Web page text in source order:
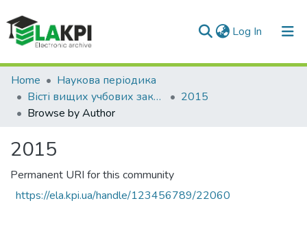
Log In (current)
Communities & Collections
All of DSpace
Home
Наукова періодика
Вісті вищих учбових закладів. Радіоелектроніка
2015
Browse by Author
2015
Permanent URI for this community
https://ela.kpi.ua/handle/123456789/22060